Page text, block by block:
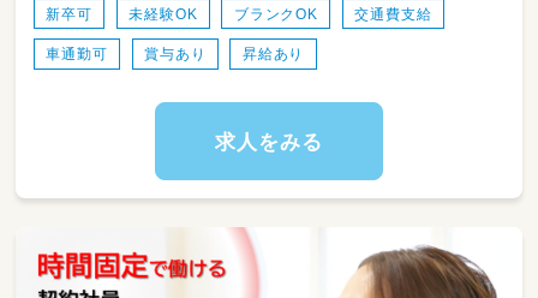
造形遊びなど）
・食事（幼児については当番活動などもありま
す）
・見学対応／入園に関わる手続き業務
・年間・月間・週間の保育計画の策定
・保護者会配布資料の作成（今月の絵本のご紹介
や行事など）
新卒可 未経験OK ブランクOK 交通費支給
車通勤可 賞与あり 昇給あり
求人をみる